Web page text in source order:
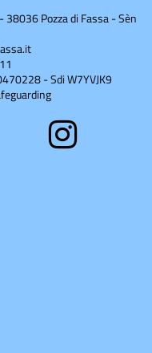
38036 Pozza di Fassa - Sèn
- Sdi W7YVJK9